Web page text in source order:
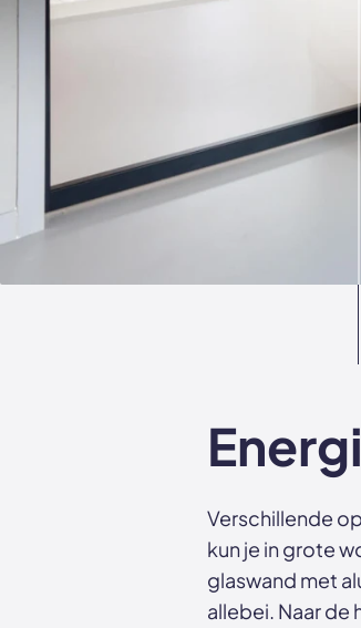
Verschillende
kun je in grote
glaswand met
allebei. Naar de